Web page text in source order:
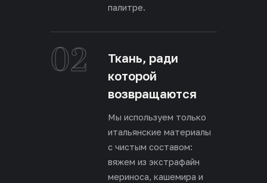
палитре.
02
Ткань, ради
которой
возвращаются
Мы используем только
итальянские материалы
с чистым составом:
вяжем из экстрафайн
мериноса, кашемира и